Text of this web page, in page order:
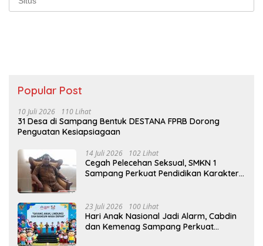
Popular Post
10 Juli 2026 110 Lihat
31 Desa di Sampang Bentuk DESTANA FPRB Dorong
Penguatan Kesiapsiagaan
14 Juli 2026 102 Lihat
Cegah Pelecehan Seksual, SMKN 1
Sampang Perkuat Pendidikan Karakter
23 Juli 2026 100 Lihat
Hari Anak Nasional Jadi Alarm, Cabdin
dan Kemenag Sampang Perkuat